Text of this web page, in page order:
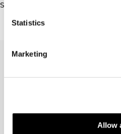
Statistics
Marketing
Allow
Similar products